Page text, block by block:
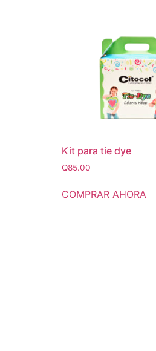
Kit para tie dye
Q85.00
COMPRAR AHORA